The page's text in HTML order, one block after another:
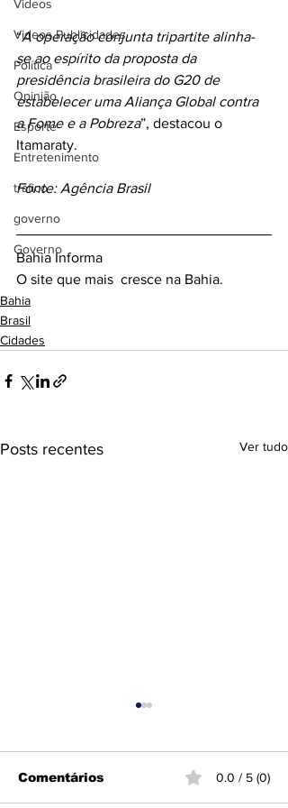
Videos
Videos Publicidades
Política
Opinião
Esporte
Entretenimento
tráfico
governo
Governo
“A operação conjunta tripartite alinha-
se ao espírito da proposta da
presidência brasileira do G20 de
estabelecer uma Aliança Global contra
a Fome e a Pobreza”, destacou o
Itamaraty.
Fonte: Agência Brasil
Bahia Informa
O site que mais  cresce na Bahia.
Bahia
Brasil
Cidades
Posts recentes Ver tudo
Comentários 0.0 / 5 (0)